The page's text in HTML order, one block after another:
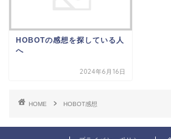
HOBOTの感想を探している人
へ
2024年6月16日
HOME HOBOT感想